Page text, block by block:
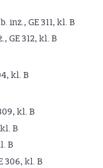
inż., GE 311, kl. B
GE 312, kl. B
kl. B
kl. B
B
B
306, kl. B